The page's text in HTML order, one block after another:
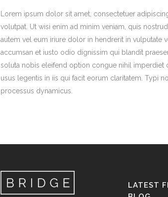
Lorem ipsum dolor sit amet, consectetuer
volutpat. Ut wisi enim ad minim veniam, quis
autem vel eum iriure dolor in hendrerit in vulputate
accumsan et iusto odio dignissim qui blandit
soluta nobis eleifend option congue nihil imperdiet
usus legentis in iis qui facit eorum claritatem. Typi
processus dynamicus.
LATEST